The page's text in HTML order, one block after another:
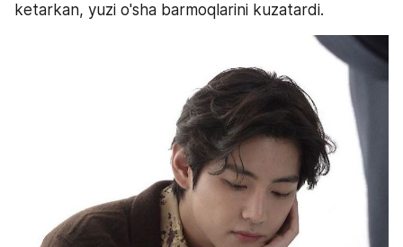
ketarkan, yuzi o'sha barmoqlarini kuzatardi.